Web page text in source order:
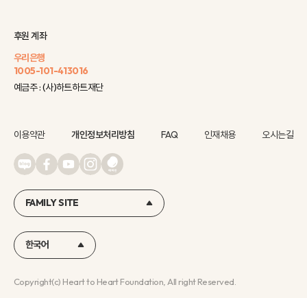
후원 계좌
우리은행
1005-101-413016
예금주 : (사)하트하트재단
Copyright(c) Heart to Heart Foundation, All right Reserved.
이용약관 개인정보처리방침 FAQ 인재채용 오시는길
FAMILY SITE
한국어